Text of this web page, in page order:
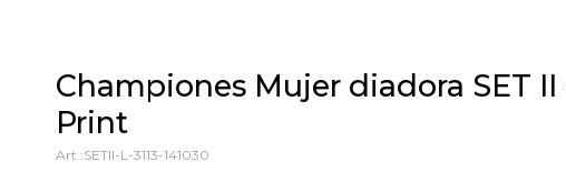
Championes Mujer diadora SET
Print
SETII-L-3113-141030